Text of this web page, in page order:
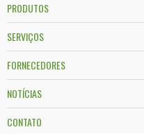
PRODUTOS
SERVIÇOS
FORNECEDORES
NOTÍCIAS
CONTATO